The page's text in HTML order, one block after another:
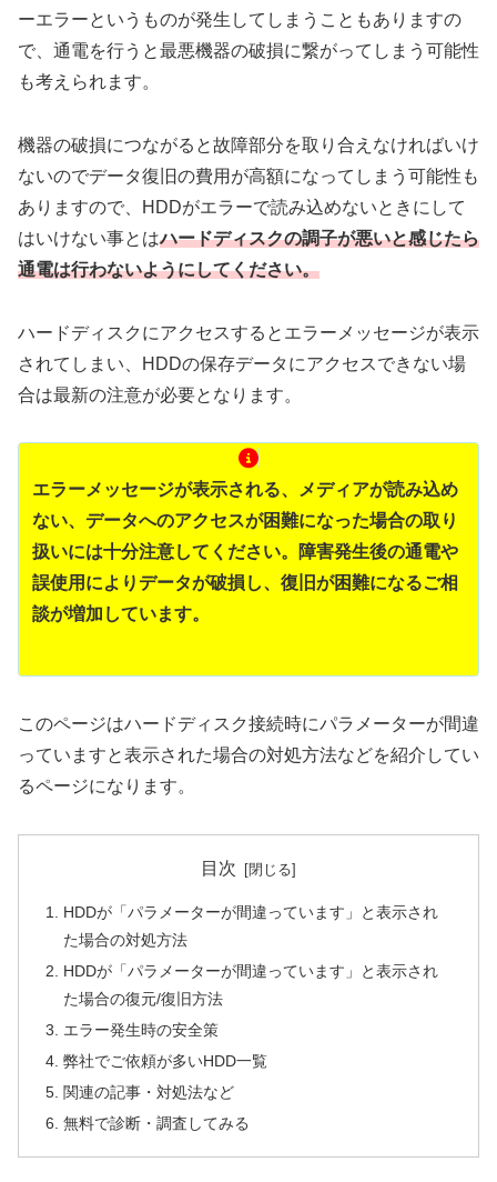
ーエラーというものが発生してしまうこともありますの
で、通電を行うと最悪機器の破損に繋がってしまう可能性
も考えられます。
機器の破損につながると故障部分を取り合えなければいけ
ないのでデータ復旧の費用が高額になってしまう可能性も
ありますので、HDDがエラーで読み込めないときにして
はいけない事とはハードディスクの調子が悪いと感じたら
通電は行わないようにしてください。
ハードディスクにアクセスするとエラーメッセージが表示
されてしまい、HDDの保存データにアクセスできない場
合は最新の注意が必要となります。
エラーメッセージが表示される、メディアが読み込め
ない、データへのアクセスが困難になった場合の取り
扱いには十分注意してください。障害発生後の通電や
誤使用によりデータが破損し、復旧が困難になるご相
談が増加しています。
このページはハードディスク接続時にパラメーターが間違
っていますと表示された場合の対処方法などを紹介してい
るページになります。
目次
HDDが「パラメーターが間違っています」と表示され
た場合の対処方法
HDDが「パラメーターが間違っています」と表示され
た場合の復元/復旧方法
エラー発生時の安全策
弊社でご依頼が多いHDD一覧
関連の記事・対処法など
無料で診断・調査してみる